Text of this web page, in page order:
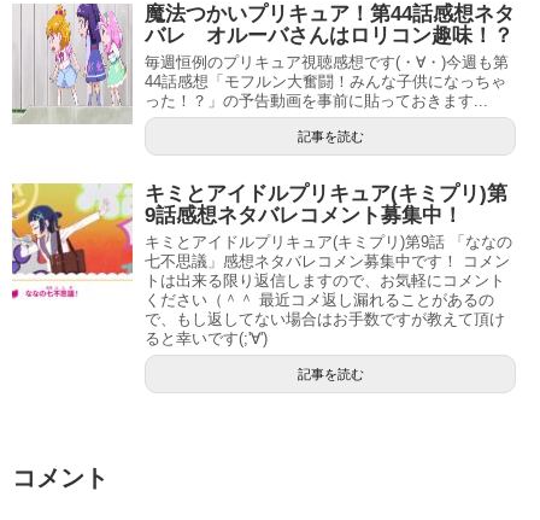
最後はとうまくんがお父さんとお母さんに謝ってめでた
し、めでたし
スタートゥインクルプリキュア(スタプリ)第38話感想ネタバレ…バケニャーンじゃなくてハッケニャーン登場!!
モ！？
魔法つかいプリキュア！第44話感想ネタ
バレ オルーバさんはロリコン趣味！？
毎週恒例のプリキュア視聴感想です(・∀・)今週も第
44話感想「モフルン大奮闘！みんな子供になっちゃ
った！？」の予告動画を事前に貼っておきます...
記事を読む
キミとアイドルプリキュア(キミプリ)第
9話感想ネタバレコメント募集中！
キミとアイドルプリキュア(キミプリ)第9話 「ななの
七不思議」感想ネタバレコメン募集中です！ コメン
トは出来る限り返信しますので、お気軽にコメント
ください（＾＾ 最近コメ返し漏れることがあるの
で、もし返してない場合はお手数ですが教えて頂け
ると幸いです(;'∀')
記事を読む
コメント